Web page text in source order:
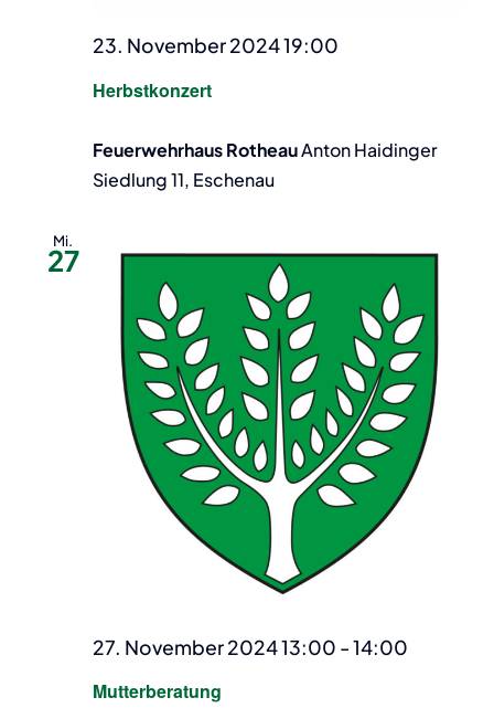
Herbstkonzert
23. November 2024 19:00
Feuerwehrhaus RotheauAnton Haidinger
Siedlung 11, Eschenau
Mi.
27
Mutterberatung
27. November 2024 13:00 -14:00